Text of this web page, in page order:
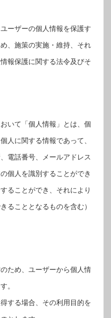
ーザーの個人情報を保護す
、施策の実施・維持、それ
報保護に関する法令及びそ
いて「個人情報」とは、個
人に関する情報であって、
電話番号、メールアドレス
個人を識別することができ
ることができ、それにより
ることとなるものを含む）
ため、ユーザーから個人情
。
する場合、その利用目的を